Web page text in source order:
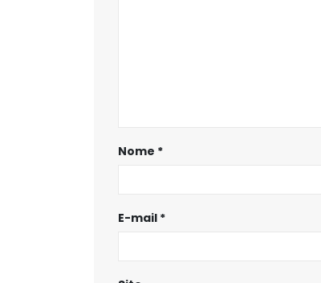
Nome *
E-mail *